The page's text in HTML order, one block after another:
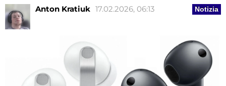
Notizia
Anton Kratiuk 17.02.2026, 06:13